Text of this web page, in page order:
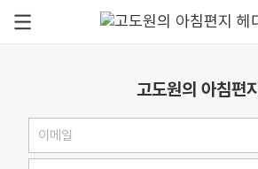
고도원의 아침편지